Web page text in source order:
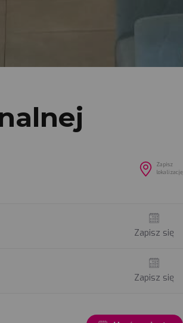
Zapisz
lokalizację
Zapisz się
Zapisz się